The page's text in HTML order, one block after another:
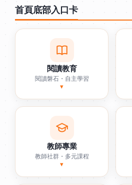
首頁底部入口卡
閱讀教育
閱讀磐石・自主學習
▾
教師專業
教師社群・多元課程
▾